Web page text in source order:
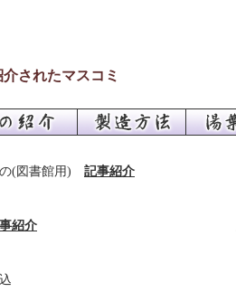
介されたマスコミ
(図書館用) 記事紹介
紹介